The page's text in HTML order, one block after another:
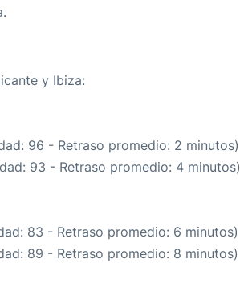
y Ibiza:
96 - Retraso promedio: 2 minutos)
93 - Retraso promedio: 4 minutos)
83 - Retraso promedio: 6 minutos)
89 - Retraso promedio: 8 minutos)